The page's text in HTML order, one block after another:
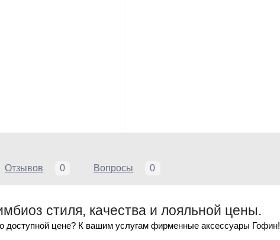
Отзывов 0 Вопросы 0
стиля, качества и лояльной цены.
доступной цене? К вашим услугам фирменные аксессуары Гофин!